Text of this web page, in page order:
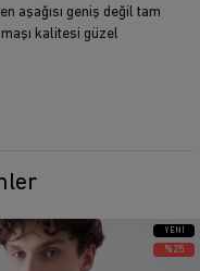
aşağısı geniş değil tam
kalitesi güzel
YENI
ÜRÜN
%25